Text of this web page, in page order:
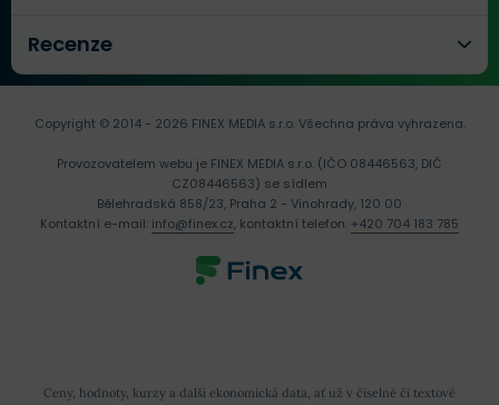
Recenze
Ceny, hodnoty, kurzy a další ekonomická data, ať už v číselné či textové
Copyright © 2014 - 2026 FINEX MEDIA s.r.o.Všechna práva vyhrazena.
Provozovatelem webu je FINEX MEDIA s.r.o. (IČO 08446563, DIČ
CZ08446563) se sídlem
Bělehradská 858/23, Praha 2 - Vinohrady, 120 00
Kontaktní e-mail: info@finex.cz, kontaktní telefon: +420 704 183 785